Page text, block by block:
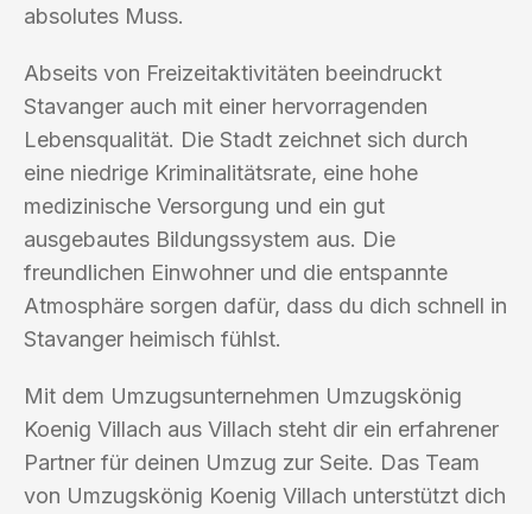
absolutes Muss.
Abseits von Freizeitaktivitäten beeindruckt
Stavanger auch mit einer hervorragenden
Lebensqualität. Die Stadt zeichnet sich durch
eine niedrige Kriminalitätsrate, eine hohe
medizinische Versorgung und ein gut
ausgebautes Bildungssystem aus. Die
freundlichen Einwohner und die entspannte
Atmosphäre sorgen dafür, dass du dich schnell in
Stavanger heimisch fühlst.
Mit dem Umzugsunternehmen Umzugskönig
Koenig Villach aus Villach steht dir ein erfahrener
Partner für deinen Umzug zur Seite. Das Team
von Umzugskönig Koenig Villach unterstützt dich